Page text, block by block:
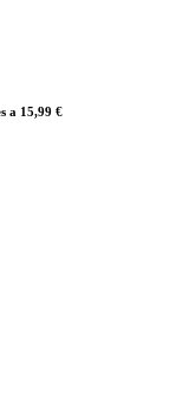
a 15,99 €